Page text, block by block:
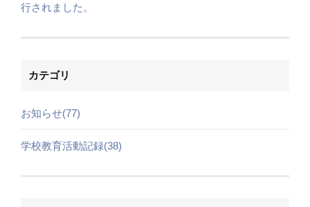
行されました。
カテゴリ
お知らせ(77)
学校教育活動記録(38)